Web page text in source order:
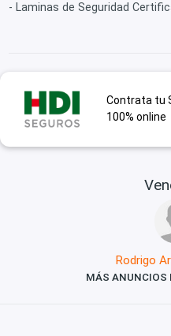
- Laminas de Seguridad
Contrata tu
100% online
Rodrigo
MÁS ANUNCIOS